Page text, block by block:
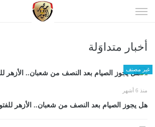
الى
أخبار متداوَلة
غير مصنف
منذ 6 أشهر
هل يجوز الصيام بعد النصف من شعبان.. الأزهر